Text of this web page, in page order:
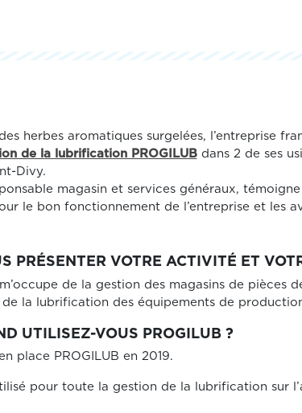
herbes aromatiques surgelées, l’entreprise
de la lubrification PROGILUBdans 2 de ses
Divy.
magasin et services généraux,
le bon fonctionnement de l’entreprise et les
PRÉSENTER VOTRE ACTIVITÉ ET
de la gestion des magasins de pièces
de la lubrification des équipements de
UTILISEZ-VOUS PROGILUB ?
place PROGILUB en 2019.
pour toute la gestion de la lubrification sur